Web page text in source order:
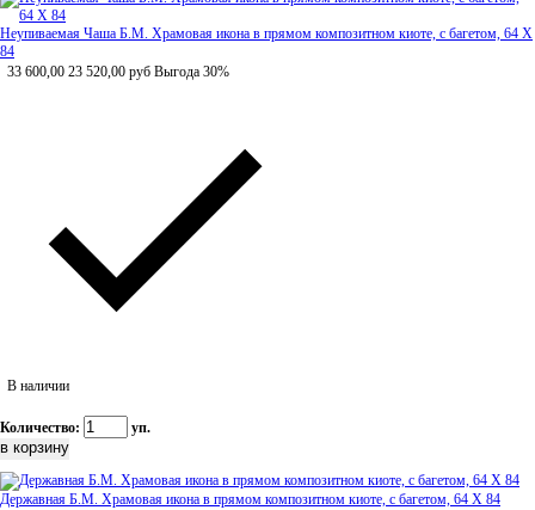
Неупиваемая Чаша Б.М. Храмовая икона в прямом композитном киоте, с багетом, 64 Х
84
33 600,00 23 520,00 руб Выгода 30%
В наличии
Количество: уп.
Державная Б.М. Храмовая икона в прямом композитном киоте, с багетом, 64 Х 84